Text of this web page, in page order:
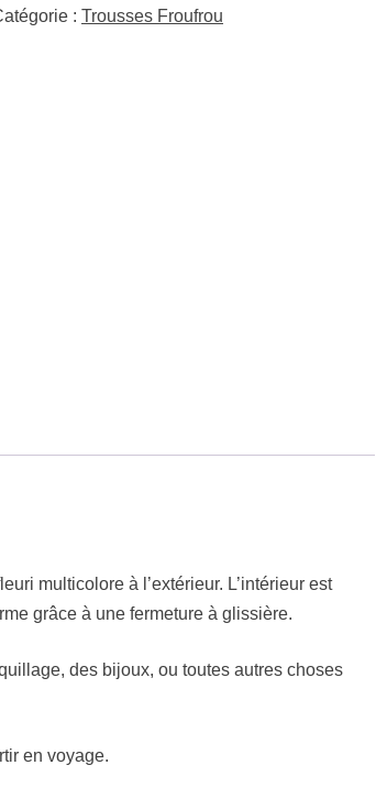
:Trousses Froufrou
multicolore à l’extérieur. L’intérieur est
grâce à une fermeture à glissière.
des bijoux, ou toutes autres choses
en voyage.